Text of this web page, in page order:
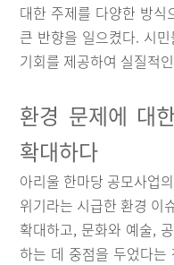
대한 주제를 다양한 방식
큰 반향을 일으켰다. 시
기회를 제공하여 실질적
환경 문제에 대
확대하다
아리울 한마당 공모사업
위기라는 시급한 환경 이
확대하고, 문화와 예술,
하는 데 중점을 두었다는